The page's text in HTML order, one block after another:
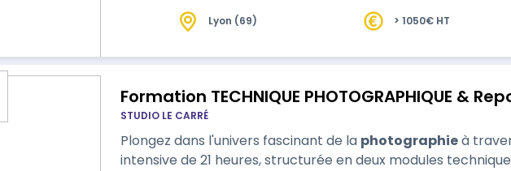
Lyon (69) > 1050€ HT
Formation TECHNIQUE PHOTOGRAPHIQUE &
STUDIO LE CARRÉ
Plongez dans l'univers fascinant de la photographieà
intensive de 21 heures, structurée en deux modules